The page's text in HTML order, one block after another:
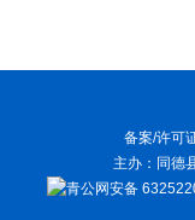
备案/许可
主办：同
青公网安备